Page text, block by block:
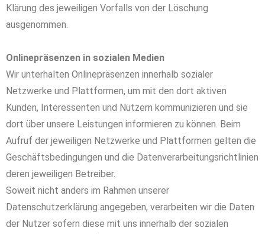
Klärung des jeweiligen Vorfalls von der Löschung
ausgenommen.
Onlinepräsenzen in sozialen Medien
Wir unterhalten Onlinepräsenzen innerhalb sozialer
Netzwerke und Plattformen, um mit den dort aktiven
Kunden, Interessenten und Nutzern kommunizieren und sie
dort über unsere Leistungen informieren zu können. Beim
Aufruf der jeweiligen Netzwerke und Plattformen gelten die
Geschäftsbedingungen und die Datenverarbeitungsrichtlinien
deren jeweiligen Betreiber.
Soweit nicht anders im Rahmen unserer
Datenschutzerklärung angegeben, verarbeiten wir die Daten
der Nutzer sofern diese mit uns innerhalb der sozialen